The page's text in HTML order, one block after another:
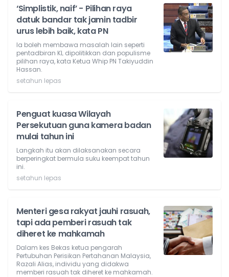
‘Simplistik, naif’ - Pilihan raya
datuk bandar tak jamin tadbir
urus lebih baik, kata PN
Ia boleh membawa masalah lain seperti
pentadbiran KL dipolitikkan dan populisme
pilihan raya, kata Ketua Whip PN Takiyuddin
Hassan.
setahun lepas
Penguat kuasa Wilayah
Persekutuan guna kamera badan
mulai tahun ini
Langkah itu akan dilaksanakan secara
berperingkat bermula suku keempat tahun
ini.
setahun lepas
Menteri gesa rakyat jauhi rasuah,
tapi ada pemberi rasuah tak
diheret ke mahkamah
Dalam kes Bekas ketua pengarah
Pertubuhan Perisikan Pertahanan Malaysia,
Razali Alias, individu yang didakwa
memberi rasuah tak diheret ke mahkamah.